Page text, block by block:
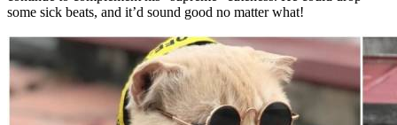
some sick beats, and it’d sound good no matter what!